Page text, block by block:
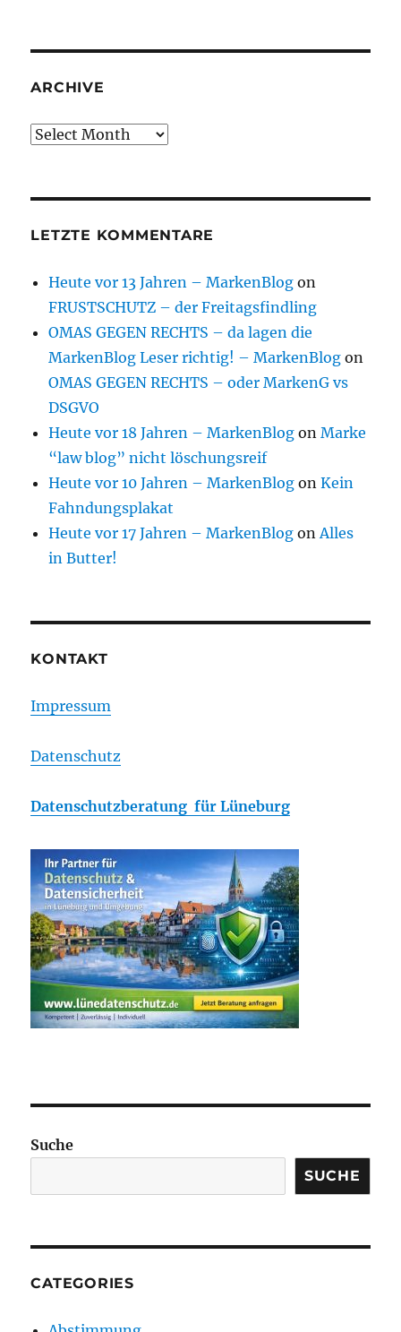
ARCHIVE
Archive
LETZTE KOMMENTARE
Heute vor 13 Jahren – MarkenBlog on
FRUSTSCHUTZ – der Freitagsfindling
OMAS GEGEN RECHTS – da lagen die
MarkenBlog Leser richtig! – MarkenBlog on
OMAS GEGEN RECHTS – oder MarkenG vs
DSGVO
Heute vor 18 Jahren – MarkenBlog onMarke
“law blog” nicht löschungsreif
Heute vor 10 Jahren – MarkenBlog onKein
Fahndungsplakat
Heute vor 17 Jahren – MarkenBlog onAlles
in Butter!
KONTAKT
Impressum
Datenschutz
Datenschutzberatung für Lüneburg
Suche
SUCHE
CATEGORIES